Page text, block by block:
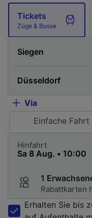
Tickets
Züge & Busse
Via
Einfache Fahrt
Hinfahrt
1
Rabattkarten
Erhalten Sie bis